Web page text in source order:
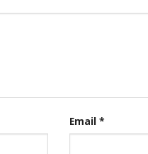
Email *